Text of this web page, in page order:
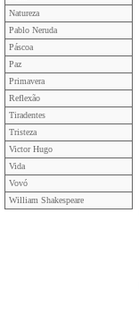
Natureza
Pablo Neruda
Páscoa
Paz
Primavera
Reflexão
Tiradentes
Tristeza
Victor Hugo
Vida
Vovó
William Shakespeare